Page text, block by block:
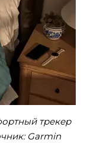
трекер
Garmin